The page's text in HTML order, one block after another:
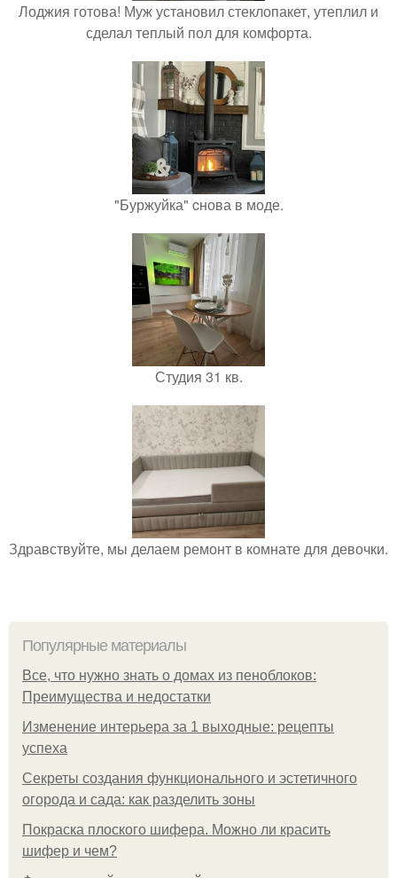
Лоджия готова! Муж установил стеклопакет, утеплил и
сделал теплый пол для комфорта.
"Буржуйка" cнова в моде.
Студия 31 кв.
Здравствуйте, мы делаем ремонт в комнате для девочки.
Популярные материалы
Все, что нужно знать о домах из пеноблоков:
Преимущества и недостатки
Изменение интерьера за 1 выходные: рецепты
успеха
Секреты создания функционального и эстетичного
огорода и сада: как разделить зоны
Покраска плоского шифера. Можно ли красить
шифер и чем?